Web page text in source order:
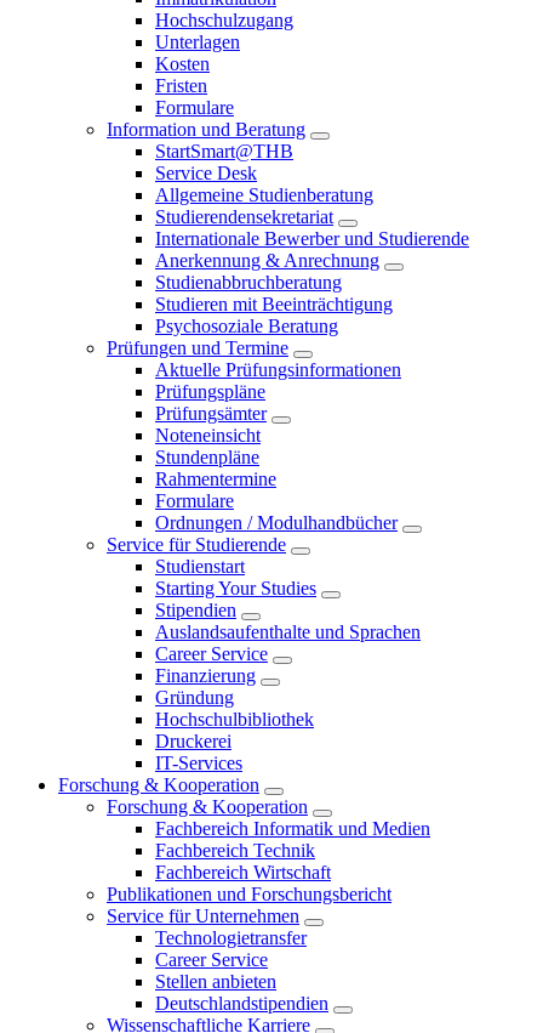
Hochschulzugang
Unterlagen
Kosten
Fristen
Formulare
Information und Beratung
StartSmart@THB
Service Desk
Allgemeine Studienberatung
Studierendensekretariat
Internationale Bewerber und Studierende
Anerkennung & Anrechnung
Studienabbruchberatung
Studieren mit Beeinträchtigung
Psychosoziale Beratung
Prüfungen und Termine
Aktuelle Prüfungsinformationen
Prüfungspläne
Prüfungsämter
Noteneinsicht
Stundenpläne
Rahmentermine
Formulare
Ordnungen / Modulhandbücher
Service für Studierende
Studienstart
Starting Your Studies
Stipendien
Auslandsaufenthalte und Sprachen
Career Service
Finanzierung
Gründung
Hochschulbibliothek
Druckerei
IT-Services
Forschung & Kooperation
Forschung & Kooperation
Fachbereich Informatik und Medien
Fachbereich Technik
Fachbereich Wirtschaft
Publikationen und Forschungsbericht
Service für Unternehmen
Technologietransfer
Career Service
Stellen anbieten
Deutschlandstipendien
Wissenschaftliche Karriere